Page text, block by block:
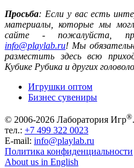
Просьба: Если у вас есть
материалы, которые мы
сайте - пожалуйста,
info@playlab.ru! Мы
разместить здесь всю
Кубике Рубика и других
Игрушки оптом
Бизнес сувениры
© 2006-2026 Лаборатория Игр®.
тел.: +7 499 322 0023
E-mail: info@playlab.ru
Политика конфиденциальности
About us in English